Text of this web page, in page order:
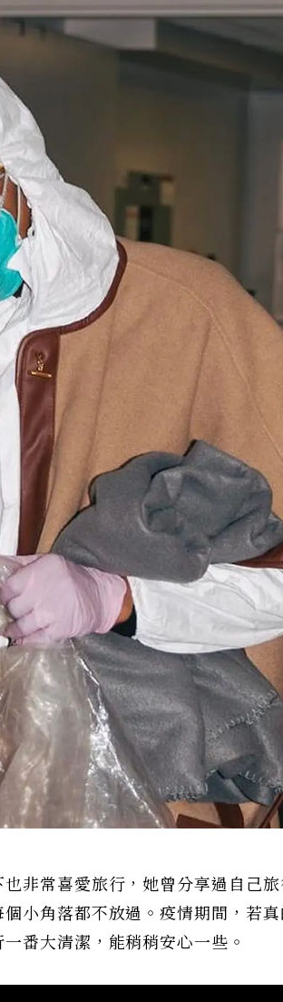
非常喜愛旅行，她曾分享過自己
小角落都不放過。疫情期間，若
番大清潔，能稍稍安心一些。